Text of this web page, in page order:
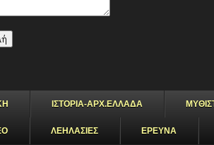
ΙΣΤΟΡΙΑ-ΑΡΧ.ΕΛΛΑΔΑ
ΛΕΗΛΑΣΙΕΣ ΕΡΕΥΝΑ